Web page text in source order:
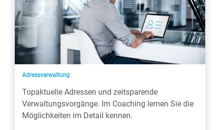
Adressverwaltung
Topaktuelle Adressen und zeitsparende
Verwaltungsvorgänge. Im Coaching lernen Sie die
Möglichkeiten im Detail kennen.